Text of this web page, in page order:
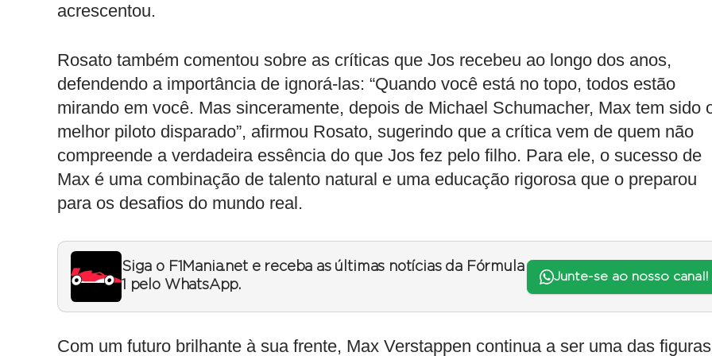
acrescentou.
Rosato também comentou sobre as críticas que Jos recebeu ao longo dos anos,
defendendo a importância de ignorá-las: “Quando você está no topo, todos estão
mirando em você. Mas sinceramente, depois de Michael Schumacher, Max tem sido
melhor piloto disparado”, afirmou Rosato, sugerindo que a crítica vem de quem não
compreende a verdadeira essência do que Jos fez pelo filho. Para ele, o sucesso de
Max é uma combinação de talento natural e uma educação rigorosa que o preparou
para os desafios do mundo real.
Siga o F1Mania.net e receba as últimas notícias da Fórmula
1 pelo WhatsApp.
Junte-se ao nosso canal!
Com um futuro brilhante à sua frente, Max Verstappen continua a ser uma das figuras